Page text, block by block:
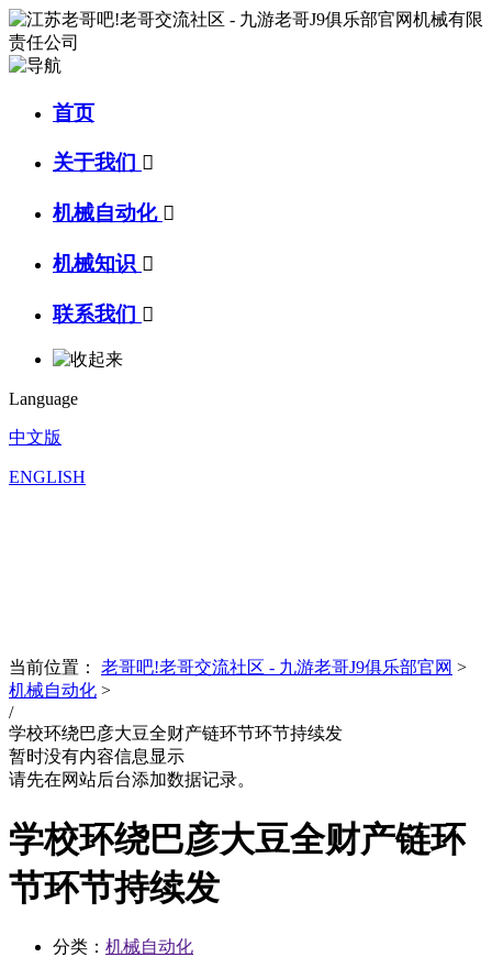
首页
关于我们 
机械自动化 
机械知识 
联系我们 
Language
中文版
ENGLISH
当前位置： 老哥吧!老哥交流社区 - 九游老哥J9俱乐部官网 >
机械自动化 >
/
学校环绕巴彦大豆全财产链环节环节持续发
暂时没有内容信息显示
请先在网站后台添加数据记录。
学校环绕巴彦大豆全财产链环
节环节持续发
分类： 机械自动化